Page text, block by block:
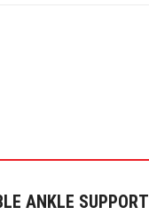
ANKLE